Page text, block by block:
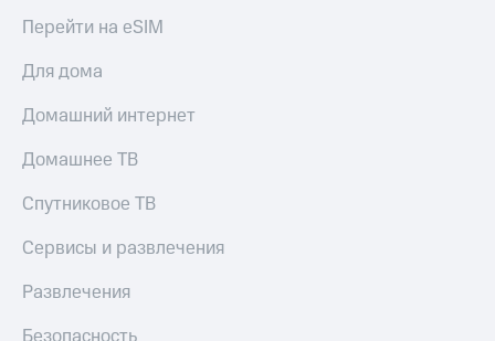
Перейти на eSIM
Для дома
Домашний интернет
Домашнее ТВ
Спутниковое ТВ
Сервисы и развлечения
Развлечения